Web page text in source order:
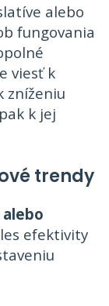
alebo
fungovania
viesť k
zníženiu
k jej
trendy
efektivity